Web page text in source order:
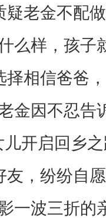
老金不配
么样，孩子
相信爸爸
金因不忍告
儿开启回乡
，纷纷自
一波三折的